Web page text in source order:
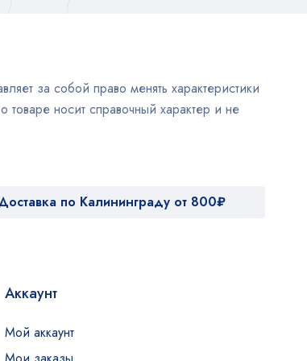
за собой право менять характеристики
носит справочный характер и не
по Калининграду от 800₽
Аккаунт
Мой аккаунт